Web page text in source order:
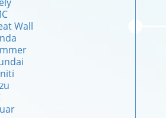
Wall